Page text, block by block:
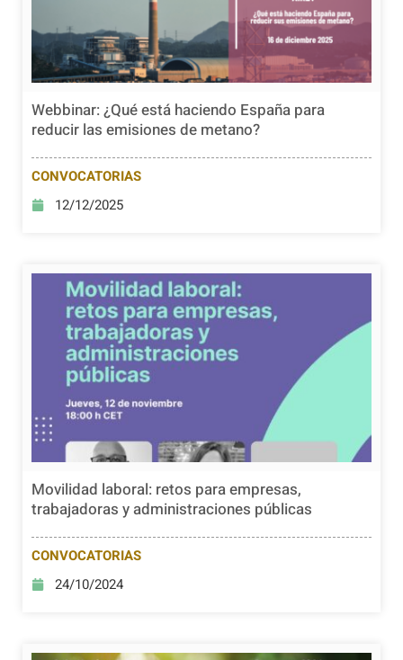
Webbinar: ¿Qué está haciendo España para
reducir las emisiones de metano?
CONVOCATORIAS
12/12/2025
Movilidad laboral: retos para empresas,
trabajadoras y administraciones públicas
CONVOCATORIAS
24/10/2024